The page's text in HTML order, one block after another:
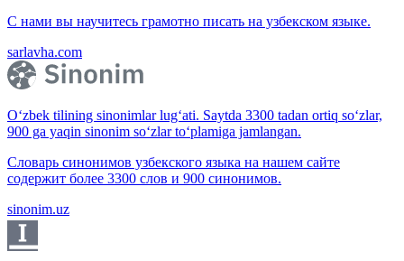
С нами вы научитесь грамотно писать на узбекском языке.
sarlavha.com
O‘zbek tilining sinonimlar lug‘ati. Saytda 3300 tadan ortiq so‘zlar,
900 ga yaqin sinonim so‘zlar to‘plamiga jamlangan.
Словарь синонимов узбекского языка на нашем сайте
содержит более 3300 слов и 900 синонимов.
sinonim.uz